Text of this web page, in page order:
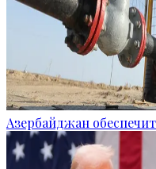
Азербайджан